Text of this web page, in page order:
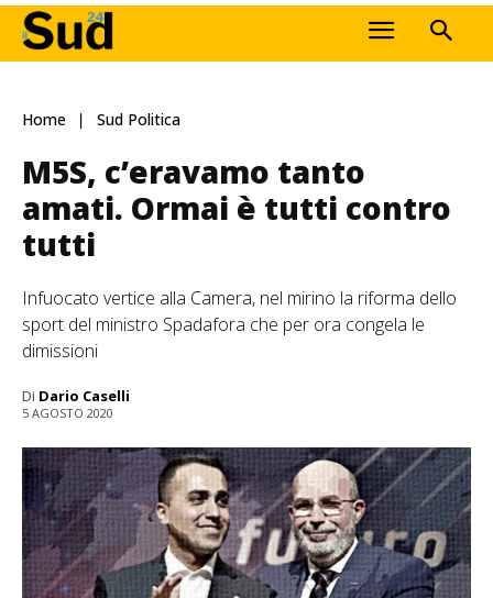
Home Sud Politica
M5S, c’eravamo tanto
amati. Ormai è tutti contro
tutti
Infuocato vertice alla Camera, nel mirino la riforma dello
sport del ministro Spadafora che per ora congela le
dimissioni
Di Dario Caselli
5 AGOSTO 2020